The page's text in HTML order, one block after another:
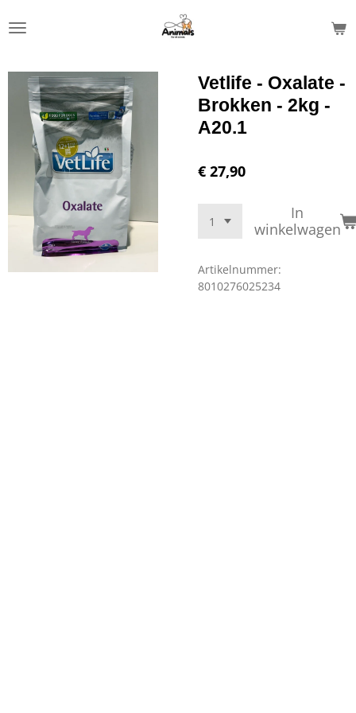
direct
hoofdinhoud
Vetlife - Oxalate -
Brokken - 2kg -
A20.1
€ 27,90
In
winkelwagen
Artikelnummer:
8010276025234